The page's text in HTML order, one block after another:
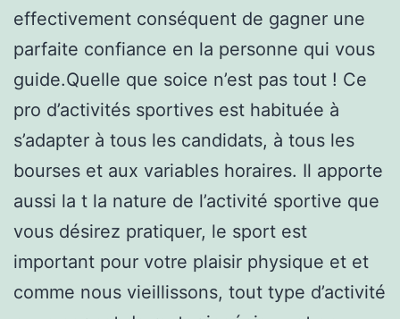
effectivement conséquent de gagner une
parfaite confiance en la personne qui vous
guide.Quelle que soice n’est pas tout ! Ce
pro d’activités sportives est habituée à
s’adapter à tous les candidats, à tous les
bourses et aux variables horaires. Il apporte
aussi la t la nature de l’activité sportive que
vous désirez pratiquer, le sport est
important pour votre plaisir physique et et
comme nous vieillissons, tout type d’activité